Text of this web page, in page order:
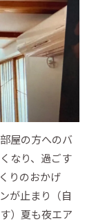
屋の方へのバ
なり、過ごす
りのおかげ
が止まり（自
）夏も夜エア